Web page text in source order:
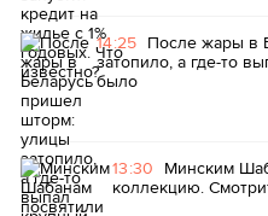
14:25 После жары в
затопило, а где-то
было
13:30 Минским
коллекцию.